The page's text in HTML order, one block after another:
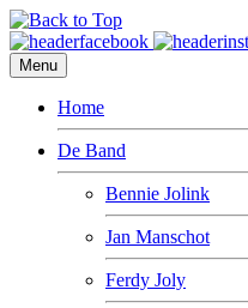
Menu
Home
De Band
Bennie Jolink
Jan Manschot
Ferdy Joly